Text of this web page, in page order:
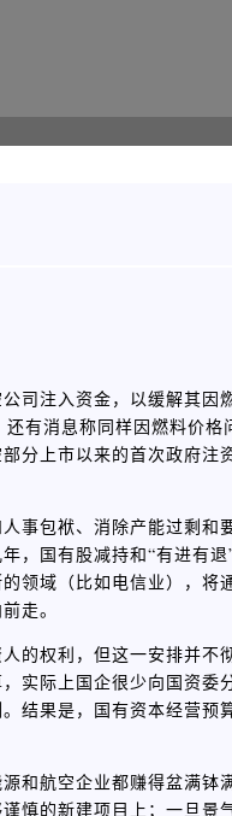
司注入资金，以缓解其因
有消息称同样因燃料价
分上市以来的首次政府注
事包袱、消除产能过剩和
，国有股减持和“有进有
领域（比如电信业），将
走。
的权利，但这一安排并不
实际上国企很少向国资委
结果是，国有资本经营预
和航空企业都赚得盆满钵
慎的新建项目上；一旦景